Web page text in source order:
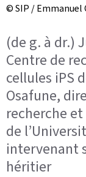
© SIP / Emmanuel
(de g. à dr.)
Centre de
cellules iPS
Osafune,
recherche
de
intervenant
héritier